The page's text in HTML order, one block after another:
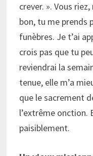
crever. ». Vous
bon, tu me prends
funèbres. Je t’ai
crois pas que tu
reviendrai la
tenue, elle m’a
que le sacrement
l’extrême onction.
paisiblement.